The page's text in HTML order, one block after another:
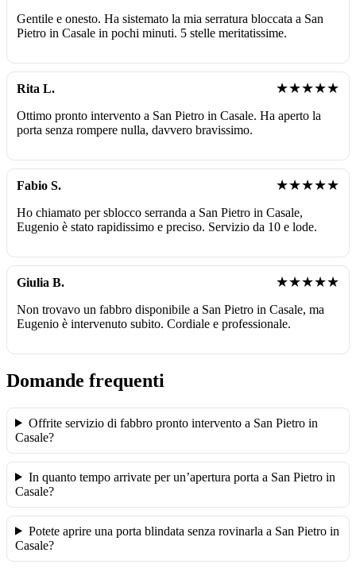
Gentile e onesto. Ha sistemato la mia serratura bloccata a San
Pietro in Casale in pochi minuti. 5 stelle meritatissime.
Rita L. ★★★★★
Ottimo pronto intervento a San Pietro in Casale. Ha aperto la
porta senza rompere nulla, davvero bravissimo.
Fabio S. ★★★★★
Ho chiamato per sblocco serranda a San Pietro in Casale,
Eugenio è stato rapidissimo e preciso. Servizio da 10 e lode.
Giulia B. ★★★★★
Non trovavo un fabbro disponibile a San Pietro in Casale, ma
Eugenio è intervenuto subito. Cordiale e professionale.
Domande frequenti
Offrite servizio di fabbro pronto intervento a San Pietro in
Casale?
In quanto tempo arrivate per un’apertura porta a San Pietro in
Casale?
Potete aprire una porta blindata senza rovinarla a San Pietro in
Casale?